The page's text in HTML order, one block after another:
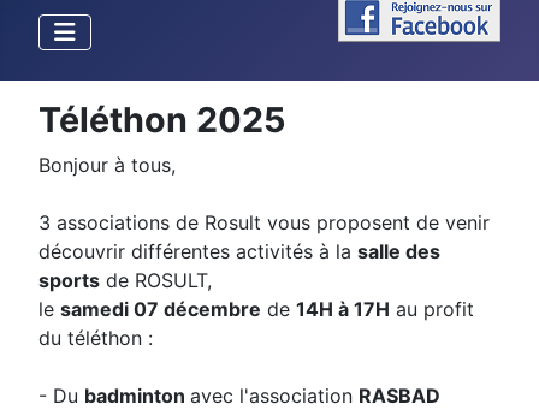
Téléthon 2025
Bonjour à tous,
3 associations de Rosult vous proposent de venir
découvrir différentes activités à la salle des
sports de ROSULT,
le samedi 07 décembre de 14H à 17H au profit
du téléthon :
- Du badminton avec l'association RASBAD